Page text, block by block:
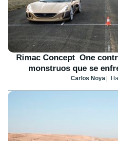
Rimac Concept_One
monstruos que se
Carlos Noya